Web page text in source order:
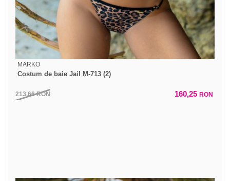
MARKO
Costum de baie Jail M-713 (2)
213,66RON 160,25 RON